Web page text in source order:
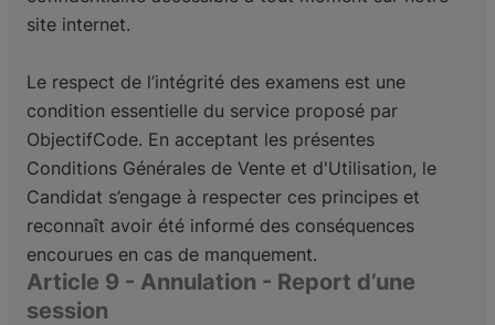
site internet.
Le respect de l’intégrité des examens est une
condition essentielle du service proposé par
ObjectifCode. En acceptant les présentes
Conditions Générales de Vente et d'Utilisation, le
Candidat s’engage à respecter ces principes et
reconnaît avoir été informé des conséquences
encourues en cas de manquement.
Article 9 - Annulation - Report d’une
session